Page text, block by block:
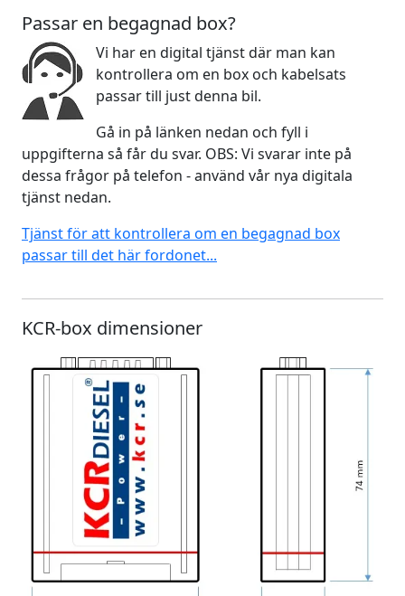
Passar en begagnad box?
Vi har en digital tjänst där man kan
kontrollera om en box och kabelsats
passar till just denna bil.
Gå in på länken nedan och fyll i
uppgifterna så får du svar. OBS: Vi svarar inte på
dessa frågor på telefon - använd vår nya digitala
tjänst nedan.
Tjänst för att kontrollera om en begagnad box
passar till det här fordonet...
KCR-box dimensioner